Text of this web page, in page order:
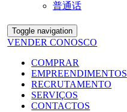
普通话
Toggle navigation
VENDER CONOSCO
COMPRAR
EMPREENDIMENTOS
RECRUTAMENTO
SERVIÇOS
CONTACTOS